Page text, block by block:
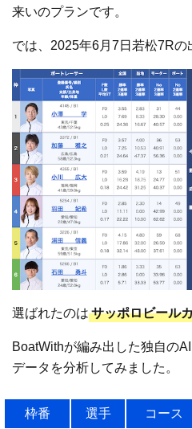
来いのプランです。
では、2025年6月7日若松7Rの
選ばれたのはサッポロビール
BoatWithが編み出した独自の
データを分析してみました。
枠番 選手 コース